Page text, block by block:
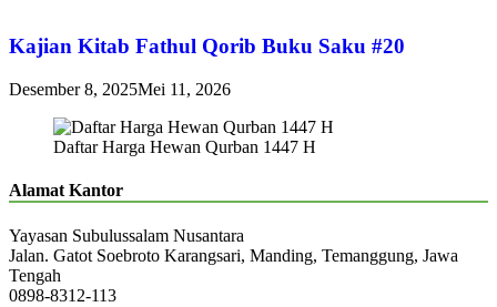
Kajian Kitab Fathul Qorib Buku Saku #20
Desember 8, 2025Mei 11, 2026
Daftar Harga Hewan Qurban 1447 H
Alamat Kantor
Yayasan Subulussalam Nusantara
Jalan. Gatot Soebroto Karangsari, Manding, Temanggung, Jawa
Tengah
0898-8312-113